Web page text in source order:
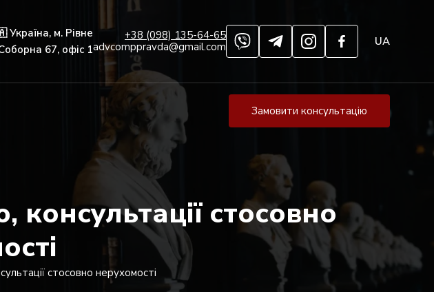
м. Рівне
67, офіс 1
+38 (098) 135-64-65
advcomppravda@gmail.com
UA
Замовити консультацію
консультації стосовно
стосовно нерухомості